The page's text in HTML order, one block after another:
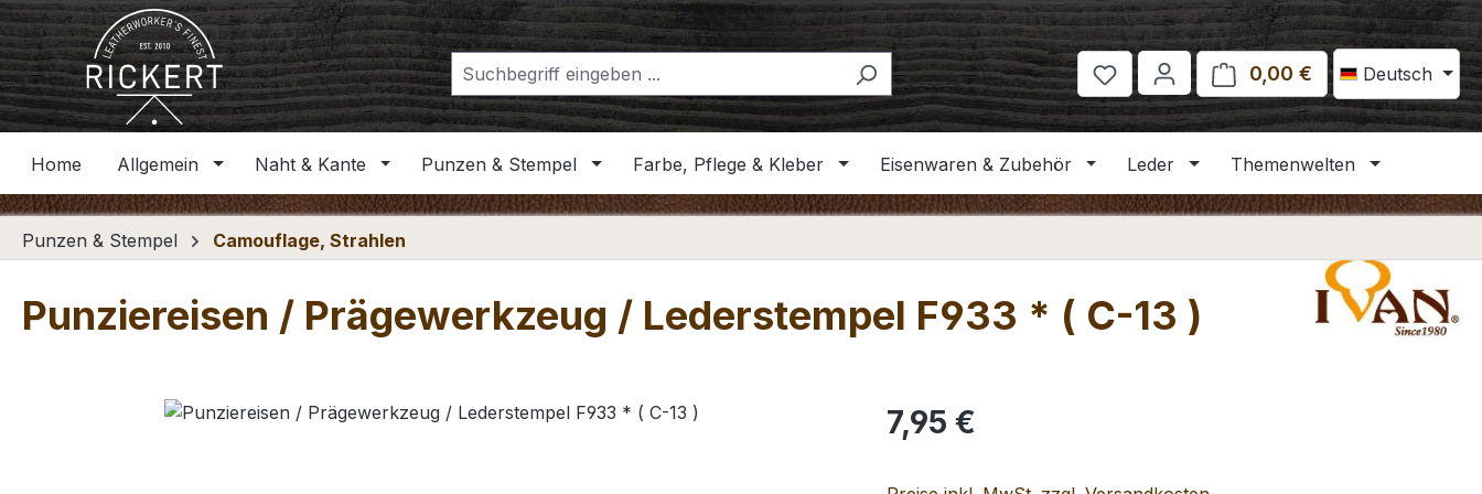
Hauptinhalt springen
Zur Suche springen
Zur Hauptnavigation springen
Deutsch
0,00 € Warenkorb
Home Allgemein Naht & Kante Punzen & Stempel Farbe, Pflege & Kleber Eisenwaren & Zubehör Leder Themenwelten
Punzen & Stempel Camouflage, Strahlen
Punziereisen / Prägewerkzeug / Lederstempel F933 * ( C-13 )
Bildergalerie überspringen Regulärer Preis:
7,95 €